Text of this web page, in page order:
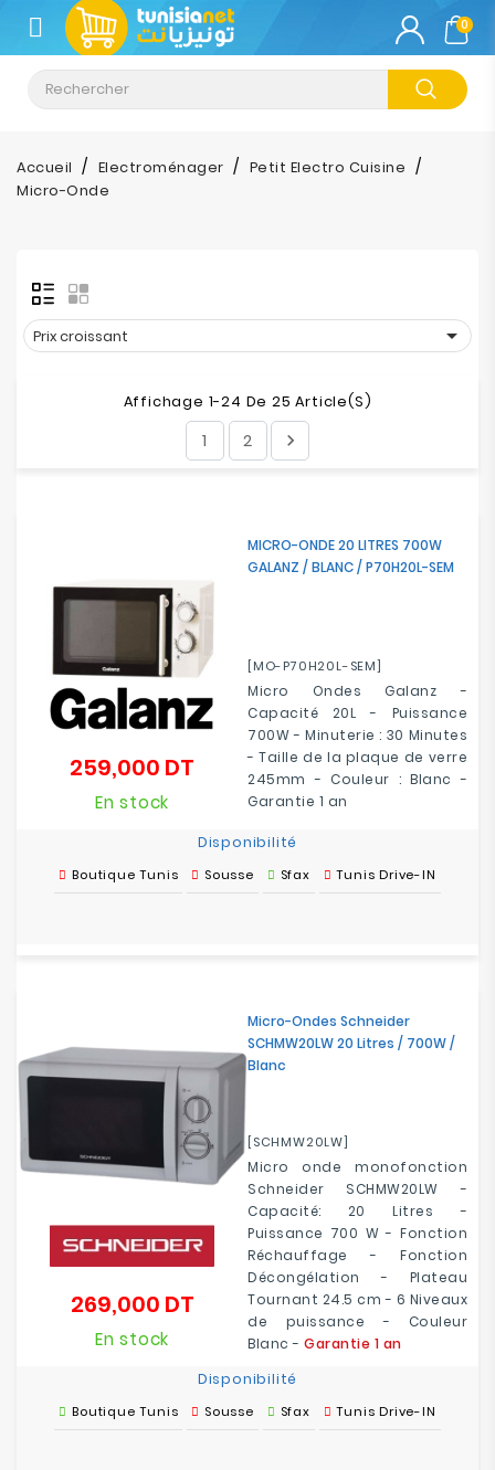
CATÉGORIE
Climatisation
Informatique
Impression
Sécurité
Mobilités
Loisirs
0
Accueil Electroménager
Petit Electro Cuisine
Micro-Onde
Prix croissant 
Affichage 1-24 De 25 Article(s)
1 2 
MICRO-ONDE 20 LITRES 700W
GALANZ / BLANC / P70H20L-SEM
[MO-P70H20L-SEM]
Micro Ondes Galanz -
Capacité 20L - Puissance
700W - Minuterie : 30 Minutes
- Taille de la plaque de verre
245mm - Couleur : Blanc -
Garantie 1 an
259,000 DT
En stock
Disponibilité
Boutique Tunis Sousse Sfax Tunis Drive-IN
Micro-Ondes Schneider
SCHMW20LW 20 Litres / 700W /
Blanc
[SCHMW20LW]
Micro onde monofonction
Schneider SCHMW20LW -
Capacité: 20 Litres -
Puissance 700 W - Fonction
Réchauffage - Fonction
Décongélation - Plateau
Tournant 24.5 cm - 6 Niveaux
de puissance - Couleur
Blanc - Garantie 1 an
269,000 DTPrix
En stock
Disponibilité
Boutique Tunis Sousse Sfax Tunis Drive-IN